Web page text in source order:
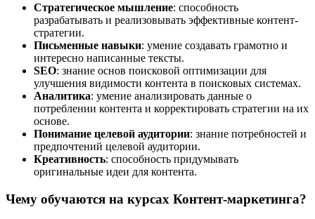
Стратегическое мышление: способность
разрабатывать и реализовывать эффективные контент-
стратегии.
Письменные навыки: умение создавать грамотно и
интересно написанные тексты.
SEO: знание основ поисковой оптимизации для
улучшения видимости контента в поисковых системах.
Аналитика: умение анализировать данные о
потреблении контента и корректировать стратегии на их
основе.
Понимание целевой аудитории: знание потребностей и
предпочтений целевой аудитории.
Креативность: способность придумывать
оригинальные идеи для контента.
Чему обучаются на курсах Контент-маркетинга?